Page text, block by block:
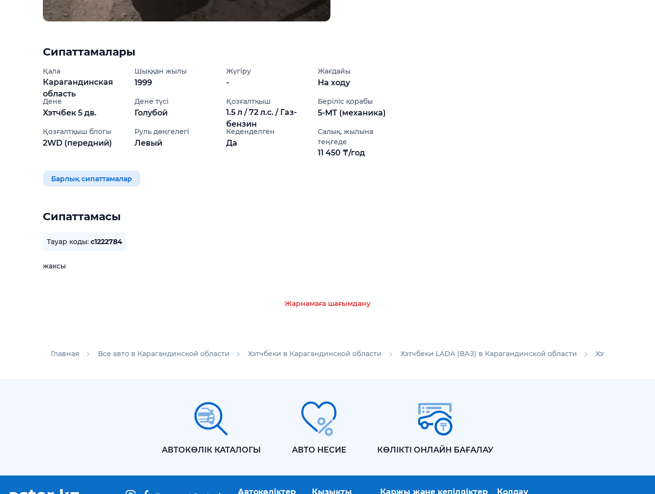
Сипаттамалары
Қала
Карагандинская
область
Шыққан жылы
1999
Жүгіру
-
Жағдайы
На ходу
Дене
Хэтчбек 5 дв.
Дене түсі
Голубой
Қозғалтқыш
1.5 л / 72 л.с. / Газ-
бензин
Беріліс қорабы
5-MT (механика)
Қозғалтқыш блогы
2WD (передний)
Руль дөңгелегі
Левый
Кеденделген
Да
Салық, жылына
теңгеде
11 450 ₸/год
Барлық сипаттамалар
Сипаттамасы
Тауар коды: c1222784
жаксы
Жарнамаға шағымдану
Главная Все авто в Карагандинской области Хэтчбеки в Карагандинской области Хэтчбеки LADA (ВАЗ) в Карагандинской области Хэтчбеки LADA
АВТОКӨЛІК КАТАЛОГЫ АВТО НЕСИЕ КӨЛІКТІ ОНЛАЙН БАҒАЛАУ
Автокөліктер Қызықты Қаржы және кепілдіктер Қолдау